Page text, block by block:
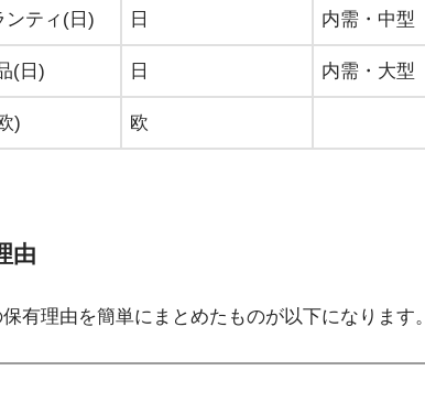
ンティ(日) 日 内需・中型
(日) 日 内需・大型
) 欧
由
有理由を簡単にまとめたものが以下になります。